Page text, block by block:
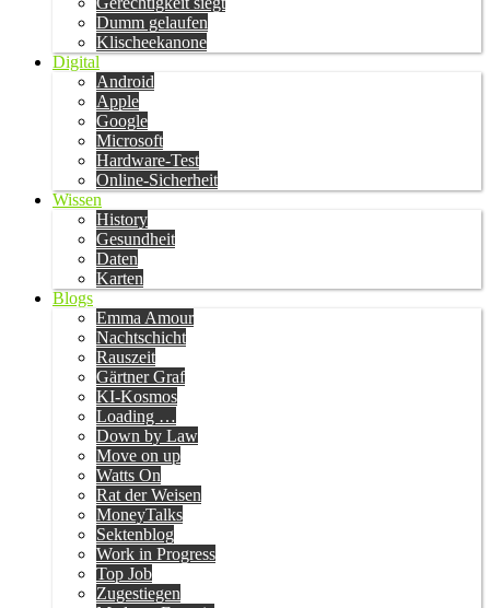
Dumm gelaufen
Klischeekanone
Digital
Android
Apple
Google
Microsoft
Hardware-Test
Online-Sicherheit
Wissen
History
Gesundheit
Daten
Karten
Blogs
Emma Amour
Nachtschicht
Rauszeit
Gärtner Graf
KI-Kosmos
Loading …
Down by Law
Move on up
Watts On
Rat der Weisen
MoneyTalks
Sektenblog
Work in Progress
Top Job
Zugestiegen